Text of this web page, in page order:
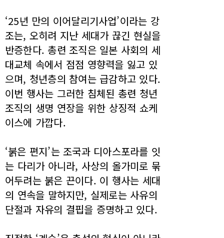
‘25년 만의 이어달리기사업’이라는 강
조는, 오히려 지난 세대가 끊긴 현실을
반증한다. 총련 조직은 일본 사회의 세
대교체 속에서 점점 영향력을 잃고 있
으며, 청년층의 참여는 급감하고 있다.
이번 행사는 그러한 침체된 총련 청년
조직의 생명 연장을 위한 상징적 쇼케
이스에 가깝다.
‘붉은 편지’는 조국과 디아스포라를 잇
는 다리가 아니라, 사상의 올가미로 묶
어두려는 붉은 끈이다. 이 행사는 세대
의 연속을 말하지만, 실제로는 사유의
단절과 자유의 결핍을 증명하고 있다.